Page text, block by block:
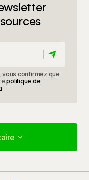
vous confirmez que
politique de
.